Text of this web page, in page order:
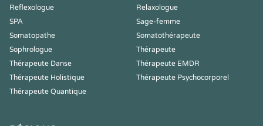
Reflexologue
Relaxologue
SPA
Sage-femme
Somatopathe
Somatothérapeute
Sophrologue
Thérapeute
Thérapeute Danse
Thérapeute EMDR
Thérapeute Holistique
Thérapeute Psychocorporel
Thérapeute Quantique